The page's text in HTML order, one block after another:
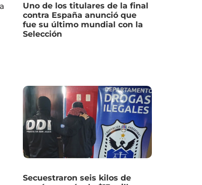
Uno de los titulares de la final
contra España anunció que
fue su último mundial con la
Selección
Secuestraron seis kilos de